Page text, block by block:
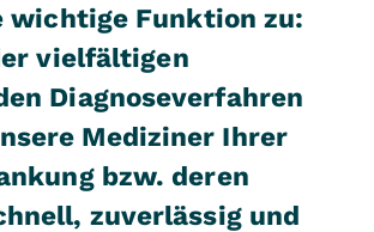
wichtige Funktion zu:
vielfältigen
Diagnoseverfahren
Mediziner Ihrer
bzw. deren
zuverlässig und